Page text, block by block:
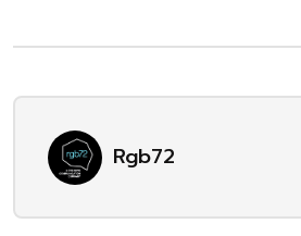
Rgb72